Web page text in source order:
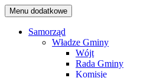
Menu dodatkowe
Samorząd
Władze Gminy
Wójt
Rada Gminy
Komisje